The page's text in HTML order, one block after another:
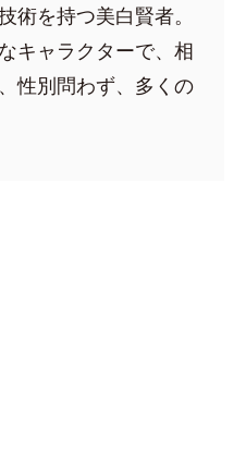
術を持つ美白賢者。
キャラクターで、相
性別問わず、多くの